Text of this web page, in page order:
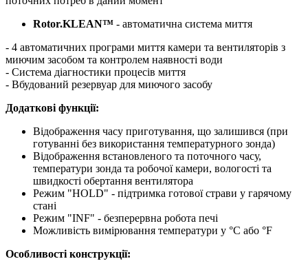
Rotor.KLEAN™ - автоматична система миття
- 4 автоматичних програми миття камери та вентиляторів з
миючим засобом та контролем наявності води
- Система діагностики процесів миття
- Вбудований резервуар для миючого засобу
Додаткові функції:
Відображення часу приготування, що залишився (при
готуванні без використання температурного зонда)
Відображення встановленого та поточного часу,
температури зонда та робочої камери, вологості та
швидкості обертання вентилятора
Режим "HOLD" - підтримка готової страви у гарячому
стані
Режим "INF" - безперервна робота печі
Можливість вимірювання температури у °C або °F
Особливості конструкції: